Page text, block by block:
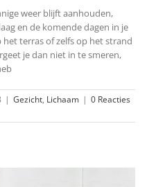
weer blijft aanhouden,
en de komende dagen in je
terras of zelfs op het strand
je dan niet in te smeren,
| Gezicht, Lichaam | 0 Reacties